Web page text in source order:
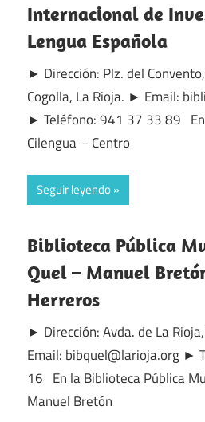
Internacional de
Lengua Española
► Dirección: Plz. del
Cogolla, La Rioja. ► Email:
► Teléfono: 941 37 33 89
Cilengua – Centro
Seguir leyendo
Biblioteca Pública
Quel – Manuel
Herreros
► Dirección: Avda. de La
Email: bibquel@larioja.org ►
16 En la Biblioteca Pública
Manuel Bretón